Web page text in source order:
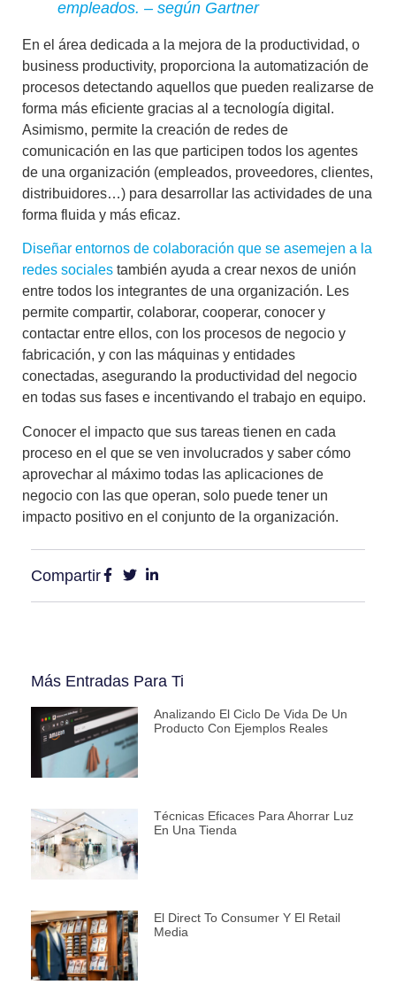
empleados. – según Gartner
En el área dedicada a la mejora de la productividad, o
business productivity, proporciona la automatización de
procesos detectando aquellos que pueden realizarse de
forma más eficiente gracias al a tecnología digital.
Asimismo, permite la creación de redes de
comunicación en las que participen todos los agentes
de una organización (empleados, proveedores, clientes,
distribuidores…) para desarrollar las actividades de una
forma fluida y más eficaz.
Diseñar entornos de colaboración que se asemejen a la
redes sociales también ayuda a crear nexos de unión
entre todos los integrantes de una organización. Les
permite compartir, colaborar, cooperar, conocer y
contactar entre ellos, con los procesos de negocio y
fabricación, y con las máquinas y entidades
conectadas, asegurando la productividad del negocio
en todas sus fases e incentivando el trabajo en equipo.
Conocer el impacto que sus tareas tienen en cada
proceso en el que se ven involucrados y saber cómo
aprovechar al máximo todas las aplicaciones de
negocio con las que operan, solo puede tener un
impacto positivo en el conjunto de la organización.
Compartir
Más Entradas Para Ti
Analizando El Ciclo De Vida De Un
Producto Con Ejemplos Reales
Técnicas Eficaces Para Ahorrar Luz
En Una Tienda
El Direct To Consumer Y El Retail
Media